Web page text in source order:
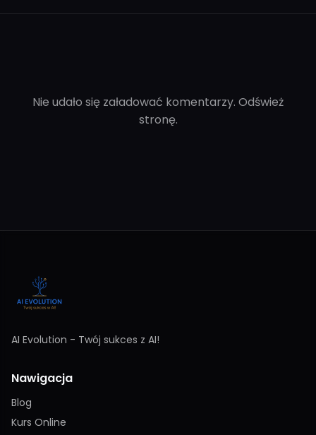
Nie udało się załadować komentarzy. Odśwież
stronę.
AI Evolution - Twój sukces z AI!
Nawigacja
Blog
Kurs Online